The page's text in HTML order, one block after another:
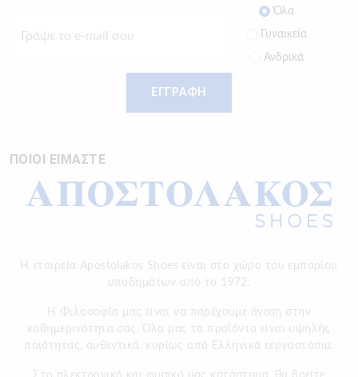
Όλα
Γυναικεία
Ανδρικά
ΕΓΓΡΑΦΗ
ΠΟΙΟΙ ΕΙΜΑΣΤΕ
Η εταιρεία Apostolakos Shoes είναι στο χώρο του εμπορίου
υποδημάτων από το 1972.
H Φιλοσοφία μας είναι να παρέχουμε άνεση στην
καθημερινότητα σας. Όλα μας τα προϊόντα είναι υψηλής
ποιότητας, αυθεντικά, κυρίως από Ελληνικά εεργοστάσια.